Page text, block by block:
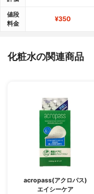
値段
料金
¥350
化粧水の関連商品
acropass(アクロパス)
エイシーケア